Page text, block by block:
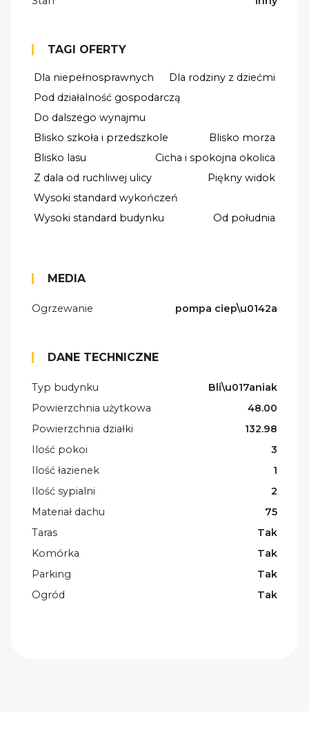
TAGI OFERTY
Dla niepełnosprawnych
Dla rodziny z dziećmi
Pod działalność gospodarczą
Do dalszego wynajmu
Blisko szkoła i przedszkole
Blisko morza
Blisko lasu
Cicha i spokojna okolica
Z dala od ruchliwej ulicy
Piękny widok
Wysoki standard wykończeń
Wysoki standard budynku
Od południa
MEDIA
Ogrzewanie pompa ciep\u0142a
DANE TECHNICZNE
Typ budynku
Bli\u017aniak
Powierzchnia użytkowa
48.00
Powierzchnia działki
132.98
Ilość pokoi
3
Ilość łazienek
1
Ilość sypialni
2
Materiał dachu
75
Taras
Tak
Komórka
Tak
Parking
Tak
Ogród
Tak